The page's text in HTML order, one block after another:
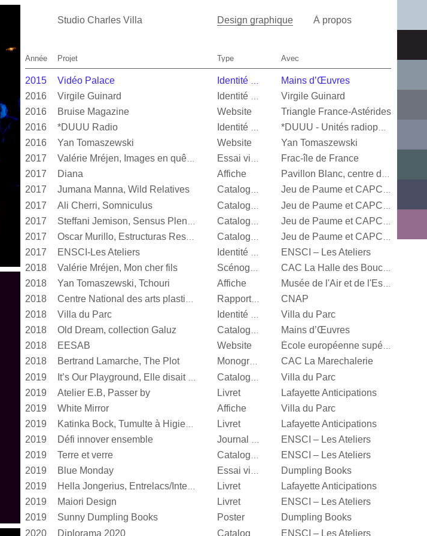
Studio Charles Villa Design graphique À propos
Année Projet Type Avec
2015 Vidéo Palace
Mains d’Œuvres
2016
Virgile Guinard
Virgile Guinard
2016
Bruise Magazine Website
Triangle France-Astérides
2016
*DUUU Radio Identité visuelle *DUUU - Unités radiophoniques mobiles
2016 Yan Tomaszewski Website
Yan Tomaszewski
2017
Valérie Mréjen, Images en quête d'histoires Essai visuel
Frac-île de France
2017
Diana Affiche Pavillon Blanc, centre d’art contemporain de la Ville de Colomiers
2017 Jumana Manna, Wild Relatives Catalogue d’exposition Jeu de Paume et CAPC Bordeaux
2017 Ali Cherri, Somniculus
2017
2017 Oscar Murillo, Estructuras Resonantes
2017 ENSCI-Les Ateliers
ENSCI – Les Ateliers
2018
Valérie Mréjen, Mon cher fils
2018 Yan Tomaszewski, Tchouri Affiche Musée de l'Air et de l'Espace
2018 Centre National des arts plastiques Rapport d’activité
CNAP
2018
Villa du Parc Identité visuelle
Villa du Parc
2018
Old Dream, collection Galuz Catalogue d’exposition
Mains d’Œuvres
2018
EESAB Website École européenne supérieure d'art de Bretagne
2018 Bertrand Lamarche, The Plot Monographie
CAC La Marechalerie
2019
Villa du Parc
2019
Atelier E.B, Passer by Livret
Lafayette Anticipations
2019
White Mirror Affiche
Villa du Parc
2019
Katinka Bock, Tumulte à Higienopolis Livret
Lafayette Anticipations
2019
Défi innover ensemble
ENSCI – Les Ateliers
2019
Terre et verre Catalogue d’exposition
ENSCI – Les Ateliers
2019
Blue Monday Essai visuel
Dumpling Books
2019
Hella Jongerius, Entrelacs/Interlace Livret
Lafayette Anticipations
2019
Maiori Design Livret
ENSCI – Les Ateliers
2019
Sunny Dumpling Books Poster
Dumpling Books
2020
Diplorama 2020 ENSCI – Les Ateliers